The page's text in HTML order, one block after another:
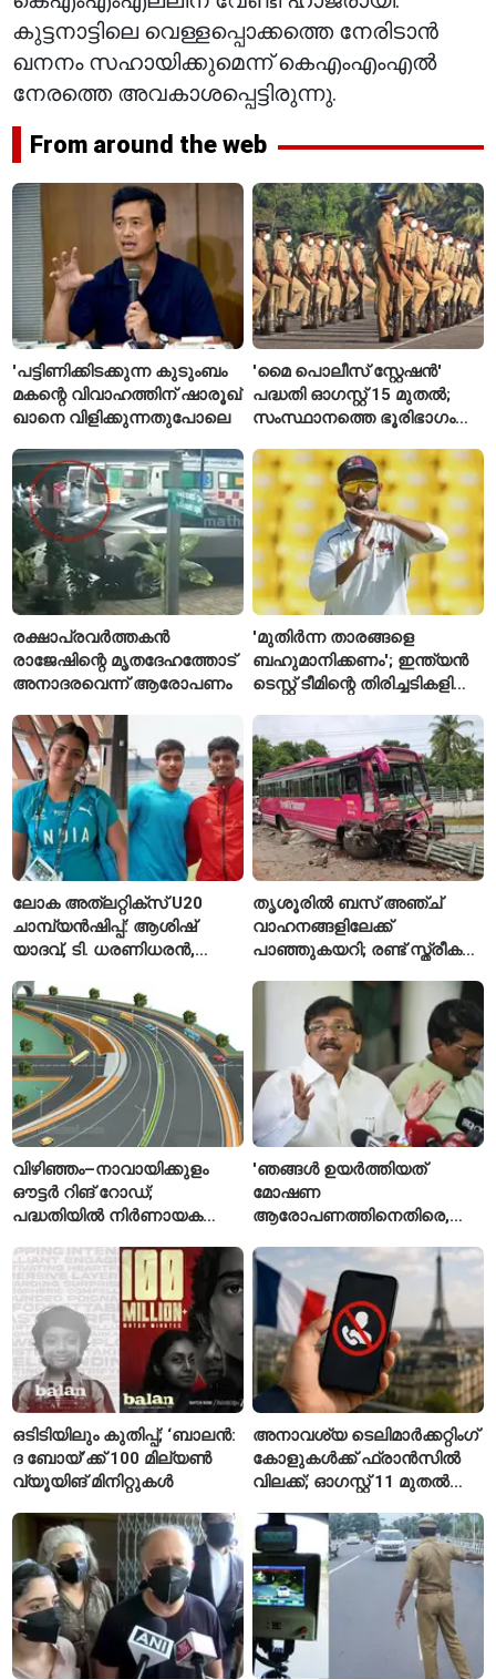
കുട്ടനാട്ടിലെ വെള്ളപ്പൊക്കത്തെ നേരിടാൻ
ഖനനം സഹായിക്കുമെന്ന് കെഎംഎംഎൽ
നേരത്തെ അവകാശപ്പെട്ടിരുന്നു.
From around the web
'പട്ടിണിക്കിടക്കുന്ന കുടുംബം
മകന്റെ വിവാഹത്തിന് ഷാരൂഖ്
ഖാനെ വിളിക്കുന്നതുപോലെ
'മൈ പൊലീസ് സ്റ്റേഷൻ'
പദ്ധതി ഓഗസ്റ്റ് 15 മുതൽ;
സംസ്ഥാനത്തെ ഭൂരിഭാഗം
എസ്‌ഐമാർക്ക്
രക്ഷാപ്രവർത്തകൻ
രാജേഷിന്റെ മൃതദേഹത്തോട്
അനാദരവെന്ന് ആരോപണം
'മുതിർന്ന താരങ്ങളെ
ബഹുമാനിക്കണം'; ഇന്ത്യൻ
ടെസ്റ്റ് ടീമിന്റെ തിരിച്ചടികളിൽ
രഹാനെ
ലോക അത്‌ലറ്റിക്സ് U20
ചാമ്പ്യൻഷിപ്പ്: ആശിഷ്
യാദവ്, ടി. ധരണിധരൻ,
ഫൈനലിൽ
തൃശൂരിൽ ബസ് അഞ്ച്
വാഹനങ്ങളിലേക്ക്
പാഞ്ഞുകയറി; രണ്ട് സ്ത്രീകൾ
വിഴിഞ്ഞം–നാവായിക്കുളം
ഔട്ടർ റിങ് റോഡ്;
പദ്ധതിയിൽ നിർണായക
വിശദീകരണം
'ഞങ്ങൾ ഉയർത്തിയത്
മോഷണ
ആരോപണത്തിനെതിരെ,
റിജിജുവിന് മറുപടിയുമായി
സഞ്ജയ് റാവത്ത്
ഒടിടിയിലും കുതിപ്പ്; ‘ബാലൻ:
ദ ബോയ്’ക്ക് 100 മില്യൺ
വ്യൂയിങ് മിനിറ്റുകൾ
അനാവശ്യ ടെലിമാർക്കറ്റിംഗ്
കോളുകൾക്ക് ഫ്രാൻസിൽ
വിലക്ക്; ഓഗസ്റ്റ് 11 മുതൽ